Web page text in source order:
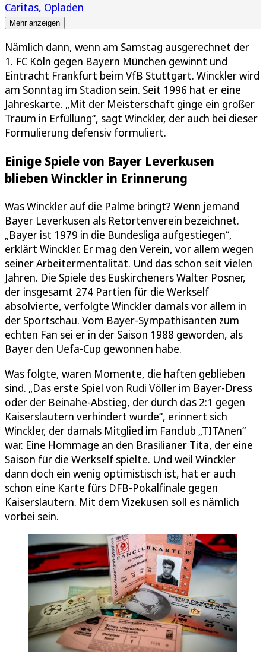
Caritas Opladen
Mehr anzeigen
Nämlich dann, wenn am Samstag ausgerechnet der
1. FC Köln gegen Bayern München gewinnt und
Eintracht Frankfurt beim VfB Stuttgart. Winckler wird
am Sonntag im Stadion sein. Seit 1996 hat er eine
Jahreskarte. „Mit der Meisterschaft ginge ein großer
Traum in Erfüllung“, sagt Winckler, der auch bei dieser
Formulierung defensiv formuliert.
Einige Spiele von Bayer Leverkusen
blieben Winckler in Erinnerung
Was Winckler auf die Palme bringt? Wenn jemand
Bayer Leverkusen als Retortenverein bezeichnet.
„Bayer ist 1979 in die Bundesliga aufgestiegen“,
erklärt Winckler. Er mag den Verein, vor allem wegen
seiner Arbeitermentalität. Und das schon seit vielen
Jahren. Die Spiele des Euskircheners Walter Posner,
der insgesamt 274 Partien für die Werkself
absolvierte, verfolgte Winckler damals vor allem in
der Sportschau. Vom Bayer-Sympathisanten zum
echten Fan sei er in der Saison 1988 geworden, als
Bayer den Uefa-Cup gewonnen habe.
Was folgte, waren Momente, die haften geblieben
sind. „Das erste Spiel von Rudi Völler im Bayer-Dress
oder der Beinahe-Abstieg, der durch das 2:1 gegen
Kaiserslautern verhindert wurde“, erinnert sich
Winckler, der damals Mitglied im Fanclub „TITAnen“
war. Eine Hommage an den Brasilianer Tita, der eine
Saison für die Werkself spielte. Und weil Winckler
dann doch ein wenig optimistisch ist, hat er auch
schon eine Karte fürs DFB-Pokalfinale gegen
Kaiserslautern. Mit dem Vizekusen soll es nämlich
vorbei sein.